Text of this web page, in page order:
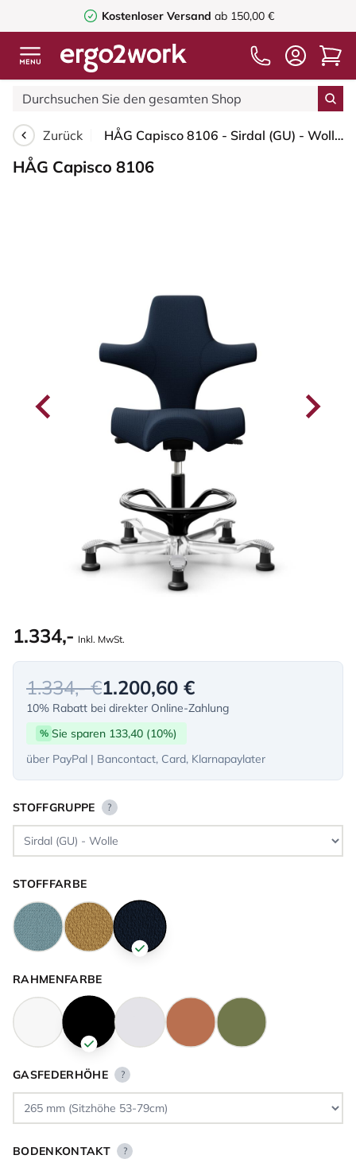
Kostenloser Versand ab 150,00 €
Zurück HÅG Capisco 8106 - Sirdal (GU) - Wolle - SRD780 Dark blue - Schwarz - 265 mm (Sitzhöhe 53-79cm) - Bodengleiter
HÅG Capisco 8106
1.334,- Inkl. MwSt.
1.334,- €1.200,60 €
10% Rabatt bei direkter Online-Zahlung
% Sie sparen 133,40 (10%)
über PayPal | Bancontact, Card, Klarnapaylater
STOFFGRUPPE ?
STOFFFARBE
RAHMENFARBE
GASFEDERHÖHE ?
BODENKONTAKT ?